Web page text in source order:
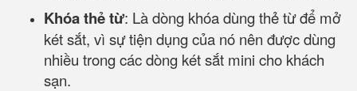
Khóa thẻ từ: Là dòng khóa dùng thẻ từ để mở
két sắt, vì sự tiện dụng của nó nên được dùng
nhiều trong các dòng két sắt mini cho khách
sạn.